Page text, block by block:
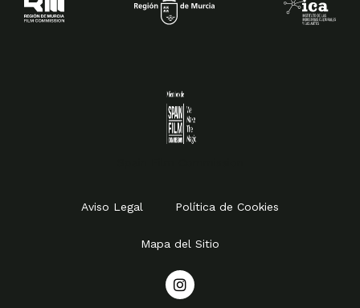
Aviso Legal Política de Cookies
Mapa del Sitio
I
n